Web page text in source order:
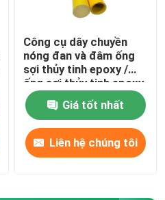
Công cụ dây chuyền
nóng đan và đâm ống
sợi thủy tinh epoxy /
ống sợi thủy tinh epoxy
Giá tốt nhất
Liên hệ chúng tôi